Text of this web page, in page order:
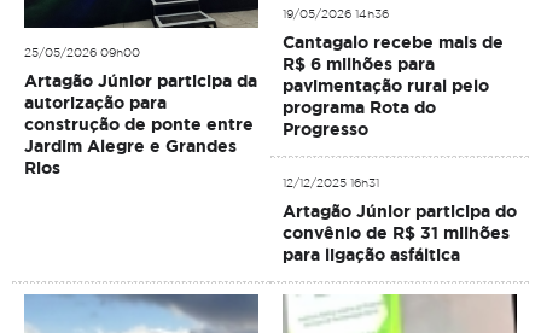
25/05/2026 09h00
Artagão Júnior participa da
autorização para
construção de ponte entre
Jardim Alegre e Grandes
Rios
19/05/2026 14h36
Cantagalo recebe mais de
R$ 6 milhões para
pavimentação rural pelo
programa Rota do
Progresso
12/12/2025 16h31
Artagão Júnior participa do
convênio de R$ 31 milhões
para ligação asfáltica